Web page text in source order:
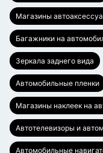
Магазины
Багажники на
Зеркала заднего вида
Автомобильные пленки
Магазины наклеек на
Автотелевизоры и
Автомобильные